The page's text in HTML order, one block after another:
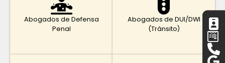
Abogados de Defensa
Penal
Abogados de DUI/DWI
(Tránsito)